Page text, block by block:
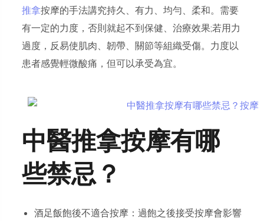
推拿按摩的手法講究持久、有力、均勻、柔和。需要
有一定的力度，否則就起不到保健、治療效果;若用力
過度，反易使肌肉、韌帶、關節等組織受傷。力度以
患者感覺輕微酸痛，但可以承受為宜。
中醫推拿按摩有哪
些禁忌？
酒足飯飽後不適合按摩：過飽之後接受按摩會影響